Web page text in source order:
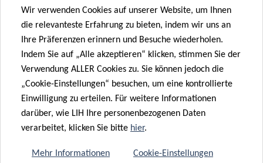
Mit dem Absenden Ihrer Nachricht erklären Sie
Datenschutzrichtlinie.
Wir verwenden Cookies auf unserer Website, um Ihnen
die relevanteste Erfahrung zu bieten, indem wir uns an
Ihre Präferenzen erinnern und Besuche wiederholen.
Indem Sie auf „Alle akzeptieren“ klicken, stimmen Sie der
Verwendung ALLER Cookies zu. Sie können jedoch die
„Cookie-Einstellungen“ besuchen, um eine kontrollierte
Einwilligung zu erteilen. Für weitere Informationen
darüber, wie LIH Ihre personenbezogenen Daten
verarbeitet, klicken Sie bitte hier.
Mehr Informationen Cookie-Einstellungen